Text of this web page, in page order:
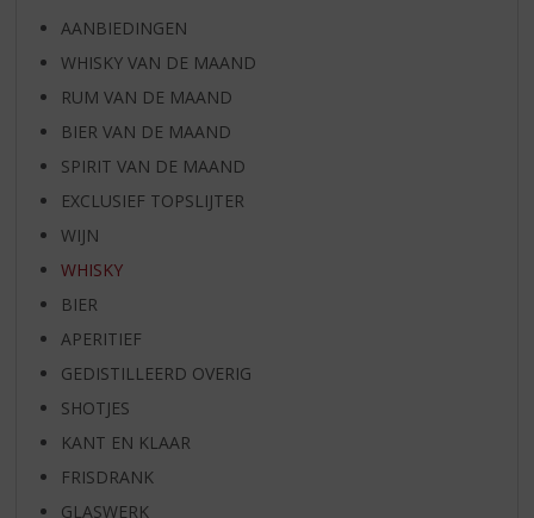
AANBIEDINGEN
WHISKY VAN DE MAAND
RUM VAN DE MAAND
BIER VAN DE MAAND
SPIRIT VAN DE MAAND
EXCLUSIEF TOPSLIJTER
WIJN
WHISKY
BIER
APERITIEF
GEDISTILLEERD OVERIG
SHOTJES
KANT EN KLAAR
FRISDRANK
GLASWERK